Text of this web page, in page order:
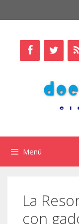
al
Menú
La
con